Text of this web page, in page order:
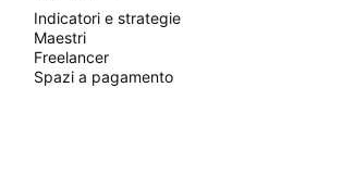
Indicatori e strategie
Maestri
Freelancer
Spazi a pagamento